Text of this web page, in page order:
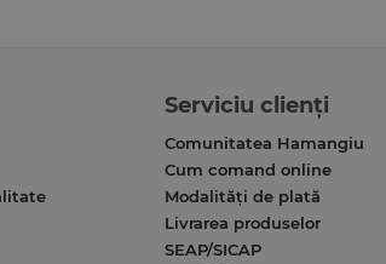
Serviciu clienți
Comunitatea Hamangiu
Cum comand online
Modalități de plată
Livrarea produselor
SEAP/SICAP